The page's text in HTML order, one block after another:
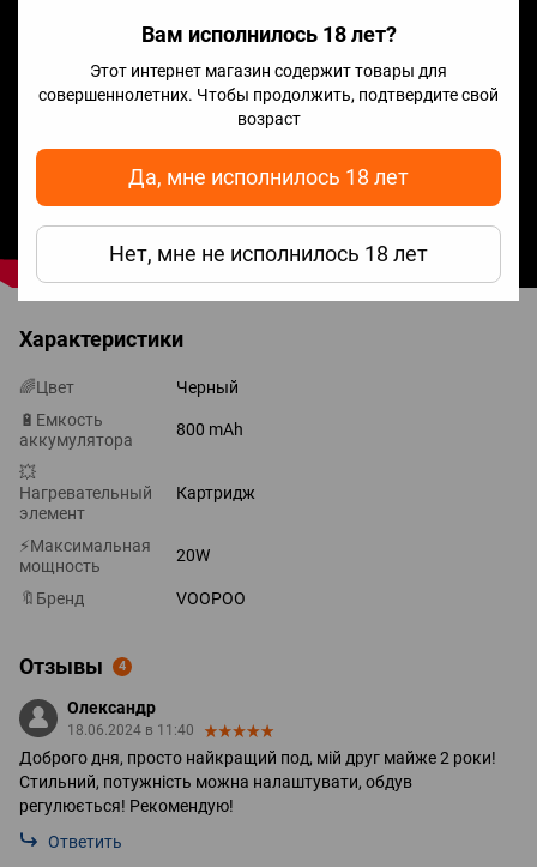
Вам исполнилось 18 лет?
Этот интернет магазин содержит товары для
совершеннолетних. Чтобы продолжить, подтвердите свой
возраст
Да, мне исполнилось 18 лет
Нет, мне не исполнилось 18 лет
Характеристики
🌈Цвет
Черный
🔋Емкость
аккумулятора
800 mAh
💥
Нагревательный
элемент
Картридж
⚡Максимальная
мощность
20W
🔖Бренд VOOPOO
Отзывы 4
Олександр
18.06.2024 в 11:40
Доброго дня, просто найкращий под, мій друг майже 2 роки!
Стильний, потужність можна налаштувати, обдув
регулюється! Рекомендую!
Ответить